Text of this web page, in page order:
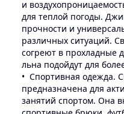
и
для теплой погоды.
прочности и
различных ситуаций.
согреют в прохладные
льна подойдут для
Спортивная одежда.
предназначена для
занятий спортом. Она